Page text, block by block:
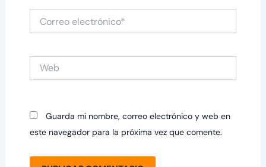
electrónico*
Guarda mi nombre, correo electrónico y web en
este navegador para la próxima vez que comente.